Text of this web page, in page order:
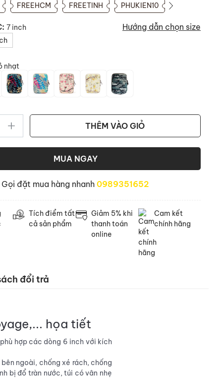
FREEHCM FREETINH PHUKIEN10
7 inch Hướng dẫn chọn size
nhạt
THÊM VÀO GIỎ
MUA NGAY
Gọi đặt mua hàng nhanh0989351652
Tích điểm tất
cả sản phẩm
Giảm 5% khi
thanh toán
online
Cam kết
chính hãng
đổi trả
họa tiết
hợp các dòng 6 inch với kích
ngoài, chống xé rách, chống
bị đổ tràn nước, túi có vân nhẹ